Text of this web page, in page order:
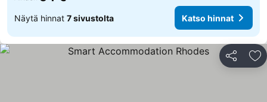
Näytä hinnat 7 sivustolta Katso hinnat
Jaa